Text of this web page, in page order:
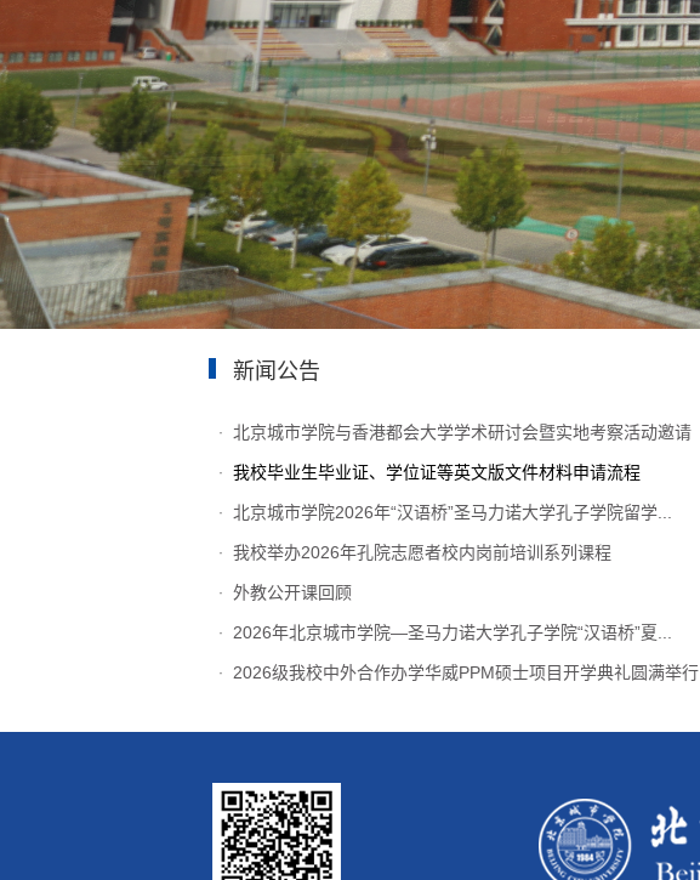
新闻公告
· 北京城市学院与香港都会大学学术研讨会暨实地考察活动邀请
· 我校毕业生毕业证、学位证等英文版文件材料申请流程
· 北京城市学院2026年“汉语桥”圣马力诺大学孔子学院留学...
· 我校举办2026年孔院志愿者校内岗前培训系列课程
· 外教公开课回顾
· 2026年北京城市学院—圣马力诺大学孔子学院“汉语桥”夏...
· 2026级我校中外合作办学华威PPM硕士项目开学典礼圆满举行